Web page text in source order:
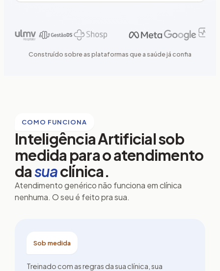
Construído sobre as plataformas que a saúde já confia
COMO FUNCIONA
Inteligência Artificial sob
medida para o atendimento
dasuaclínica.
Atendimento genérico não funciona em clínica
nenhuma. O seu é feito pra sua.
Sob medida
Treinado com as regras da sua clínica, sua